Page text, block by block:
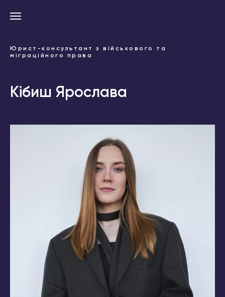
Юрист-консультант з військового та
міграційного права
Кібиш Ярослава